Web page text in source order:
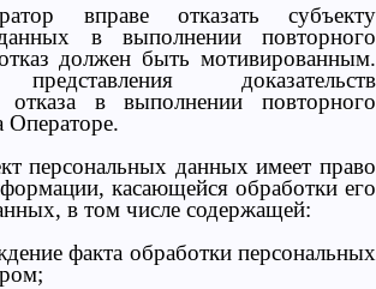
вправе отказать субъекту
в выполнении повторного
должен быть мотивированным.
доказательств
отказа в выполнении повторного
Операторе.
персональных данных имеет право
касающейся обработки его
в том числе содержащей:
факта обработки персональных